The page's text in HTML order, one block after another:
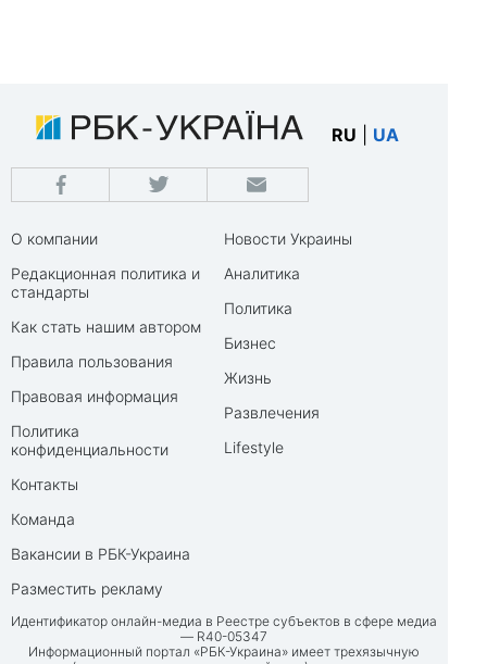
RU UA
О компании
Редакционная политика и
стандарты
Как стать нашим автором
Правила пользования
Правовая информация
Политика
конфиденциальности
Контакты
Команда
Вакансии в РБК-Украина
Разместить рекламу
Новости Украины
Аналитика
Политика
Бизнес
Жизнь
Развлечения
Lifestyle
Идентификатор онлайн-медиа в Реестре субъектов в сфере медиа
— R40-05347
Информационный портал «РБК-Украина» имеет трехязычную